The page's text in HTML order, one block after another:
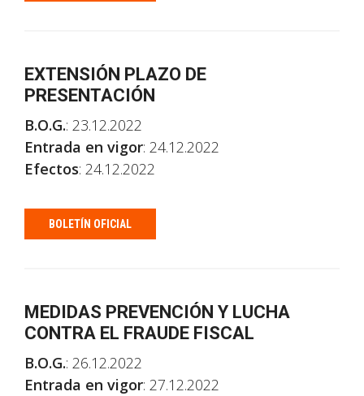
EXTENSIÓN PLAZO DE
PRESENTACIÓN
B.O.G.: 23.12.2022
Entrada en vigor: 24.12.2022
Efectos: 24.12.2022
BOLETÍN OFICIAL
MEDIDAS PREVENCIÓN Y LUCHA
CONTRA EL FRAUDE FISCAL
B.O.G.: 26.12.2022
Entrada en vigor: 27.12.2022